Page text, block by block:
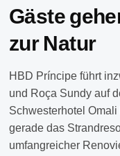
Gäste
zur Natur
HBD Príncipe führt
und Roça Sundy auf
Schwesterhotel
gerade das
umfangreicher